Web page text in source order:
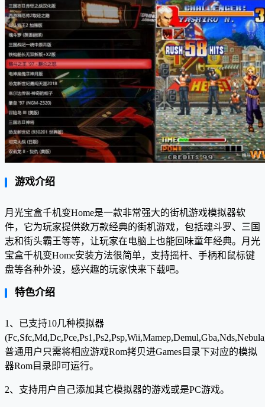
游戏介绍
月光宝盒千机变Home是一款非常强大的街机游戏模拟器软
件，它为玩家提供数万款经典的街机游戏，包括魂斗罗、三国
志和街头霸王等等，让玩家在电脑上也能回味童年经典。月光
宝盒千机变Home安装方法很简单，支持摇杆、手柄和鼠标键
盘等各种外设，感兴趣的玩家快来下载吧。
特色介绍
1、已支持10几种模拟器
普通用户只需将相应游戏Rom拷贝进Games目录下对应的模拟
器Rom目录即可运行。
2、支持用户自己添加其它模拟器的游戏或是PC游戏。